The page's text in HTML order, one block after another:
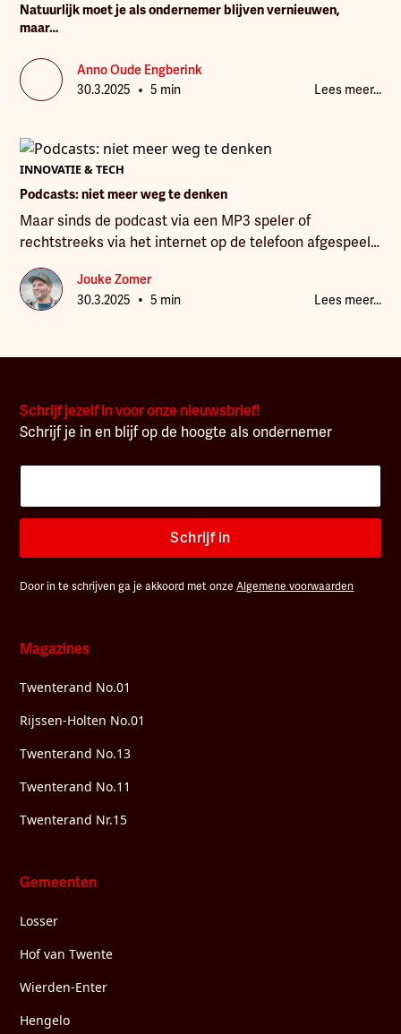
Natuurlijk moet je als ondernemer blijven vernieuwen,
maar…
Anno Oude Engberink
30.3.2025 • 5 min Lees meer...
INNOVATIE & TECH
Podcasts: niet meer weg te denken
Maar sinds de podcast via een MP3 speler of
rechtstreeks via het internet op de telefoon afgespeeld
kan worden, wint hij flink aan populariteit en is niet
meer weg te denken uit het medialandschap.
Jouke Zomer
30.3.2025 • 5 min Lees meer...
Schrijf jezelf in voor onze nieuwsbrief!
Schrijf je in en blijf op de hoogte als ondernemer
Schrijf in
Door in te schrijven ga je akkoord met onzeAlgemene voorwaarden
Magazines
Twenterand No.01
Rijssen-Holten No.01
Twenterand No.13
Twenterand No.11
Twenterand Nr.15
Gemeenten
Losser
Hof van Twente
Wierden-Enter
Hengelo